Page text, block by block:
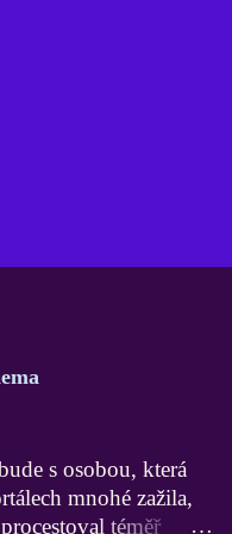
s osobou, která
mnohé zažila,
téměř